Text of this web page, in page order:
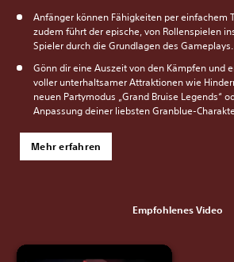
Anfänger können Fähigkeiten per einfachem
zudem führt der epische, von Rollenspielen
Spieler durch die Grundlagen des Gameplays.
Gönn dir eine Auszeit von den Kämpfen und
voller unterhaltsamer Attraktionen wie
neuen Partymodus „Grand Bruise Legends“
Anpassung deiner liebsten Granblue-
Mehr erfahren
Empfohlenes Video